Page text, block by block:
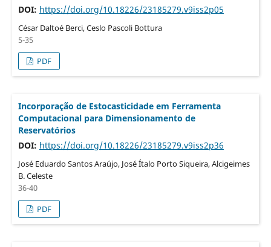
DOI: https://doi.org/10.18226/23185279.v9iss2p05
César Daltoé Berci, Ceslo Pascoli Bottura
5-35
PDF
Incorporação de Estocasticidade em Ferramenta
Computacional para Dimensionamento de
Reservatórios
DOI: https://doi.org/10.18226/23185279.v9iss2p36
José Eduardo Santos Araújo, José Ítalo Porto Siqueira, Alcigeimes
B. Celeste
36-40
PDF